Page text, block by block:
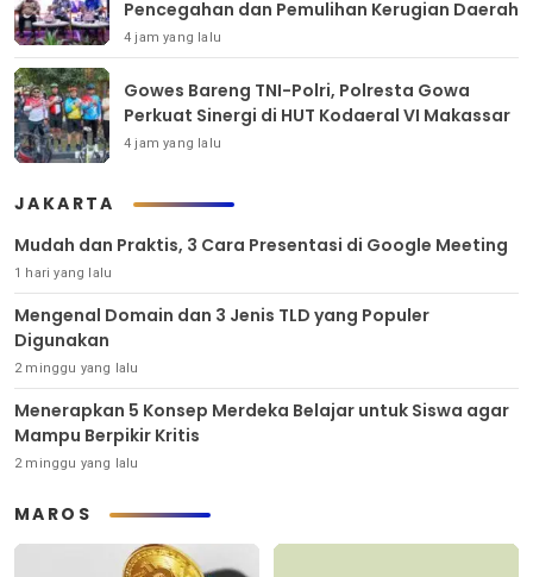
Pencegahan dan Pemulihan Kerugian Daerah
4 jam yang lalu
Gowes Bareng TNI-Polri, Polresta Gowa
Perkuat Sinergi di HUT Kodaeral VI Makassar
4 jam yang lalu
JAKARTA
Mudah dan Praktis, 3 Cara Presentasi di Google Meeting
1 hari yang lalu
Mengenal Domain dan 3 Jenis TLD yang Populer
Digunakan
2 minggu yang lalu
Menerapkan 5 Konsep Merdeka Belajar untuk Siswa agar
Mampu Berpikir Kritis
2 minggu yang lalu
MAROS